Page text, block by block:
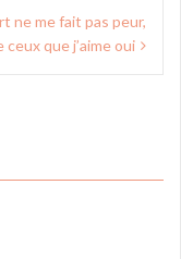
ne me fait pas peur,
ceux que j’aime oui